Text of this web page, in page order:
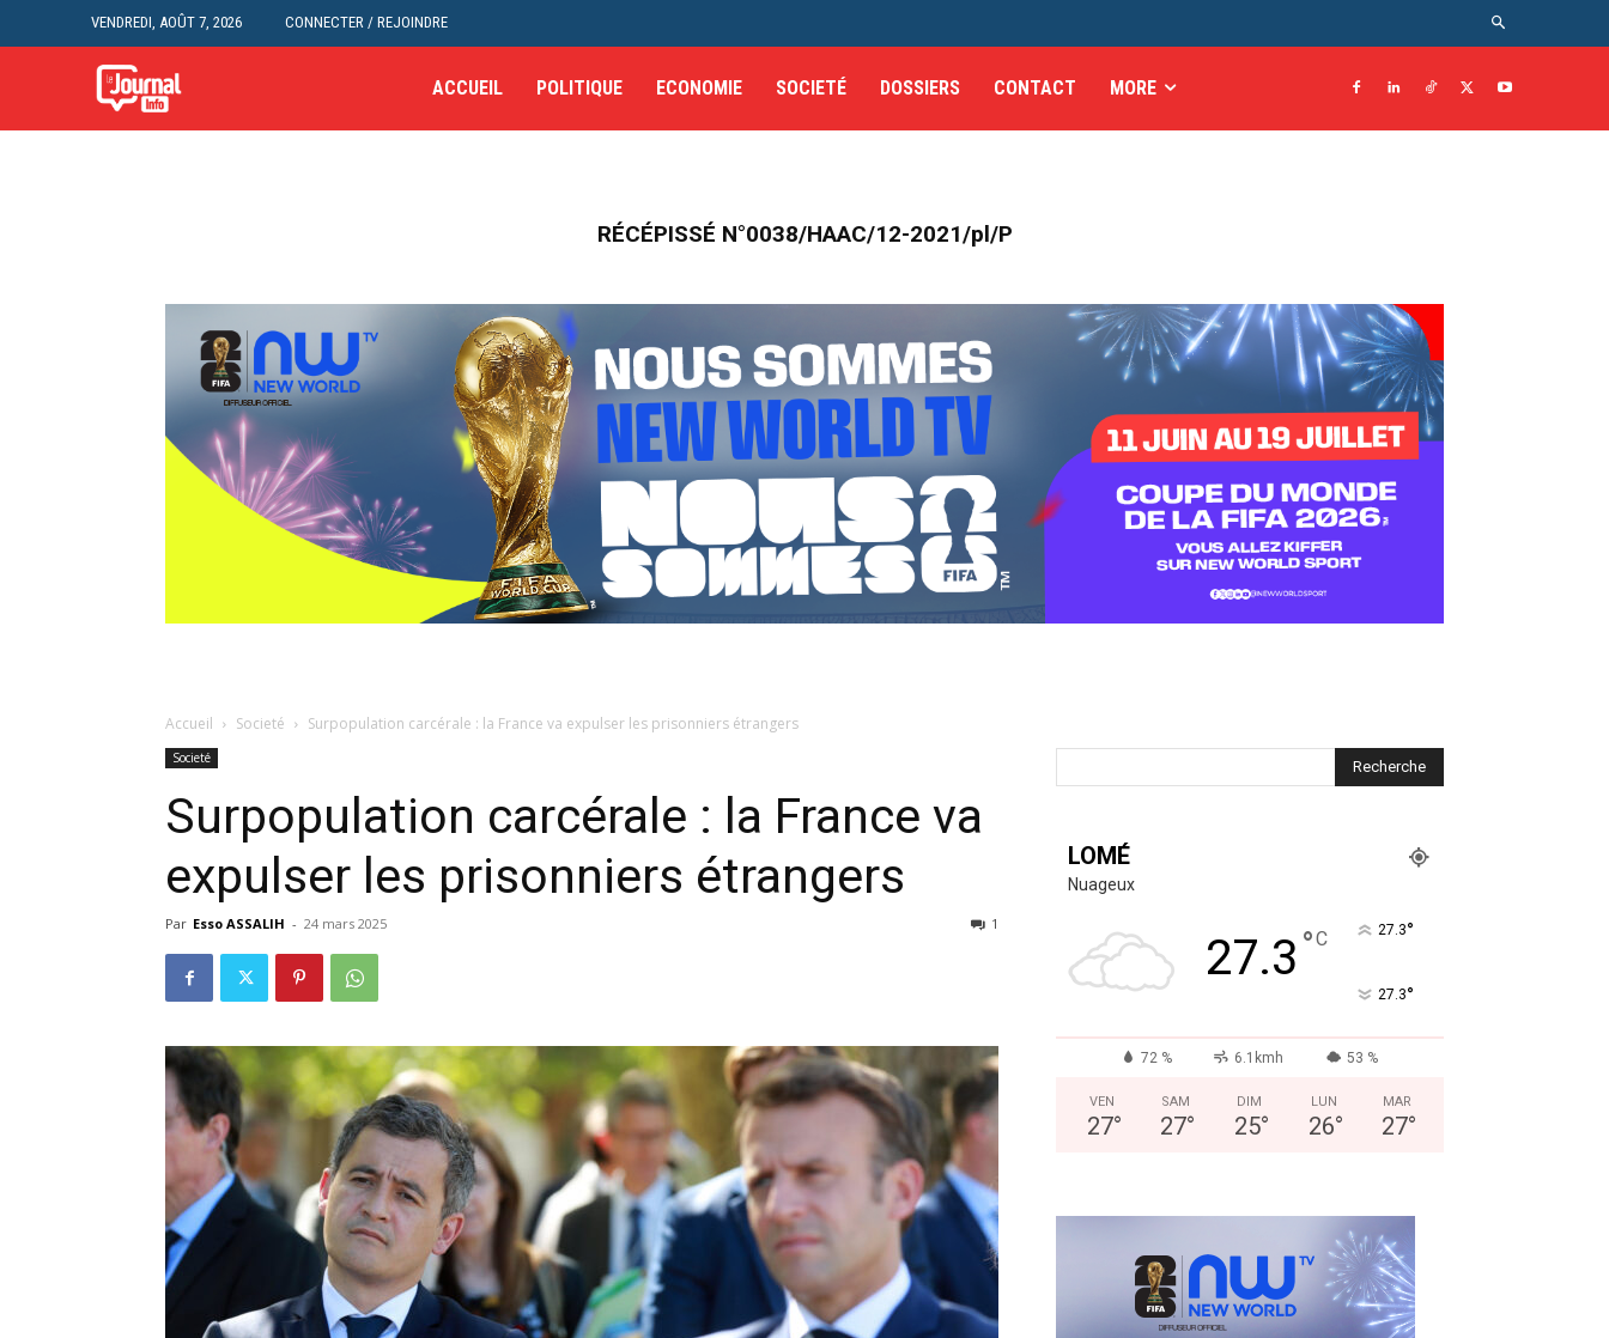
VENDREDI, AOÛT 7, 2026 CONNECTER / REJOINDRE
ACCUEIL POLITIQUE ECONOMIE SOCIETÉ DOSSIERS CONTACT MORE
RÉCÉPISSÉ N°0038/HAAC/12-2021/pl/P
Accueil Societé Surpopulation carcérale : la France va expulser les prisonniers étrangers
Societé
Surpopulation carcérale : la France va
expulser les prisonniers étrangers
Par Esso ASSALIH - 24 mars 2025 1
LOMÉ
Nuageux
27.3 °C 27.3°
27.3°
72 % 6.1kmh 53 %
VEN
27°
SAM
27°
DIM
25°
LUN
26°
MAR
27°